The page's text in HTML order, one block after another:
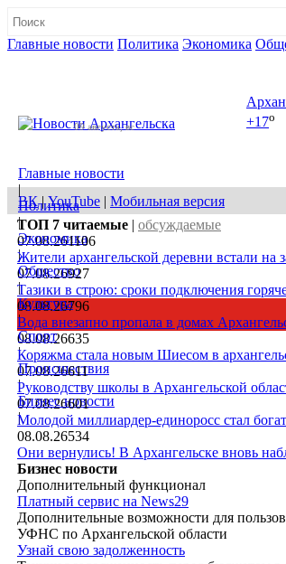
Главные новости Политика Экономика
09 августа, вс
+17o
Главные новости
|
Политика
|
Экономика
|
Общество
|
Культура
|
Спорт
|
Происшествия
|
Бизнес новости
|
ВК|YouTube | Мобильная версия
ТОП 7 читаемые | обсуждаемые
07.08.261106
Жители архангельской деревни встали на
07.08.26927
Тазики в строю: сроки подключения
08.08.26796
Вода внезапно пропала в домах
08.08.26635
Коряжма стала новым Шиесом в
07.08.26611
Руководству школы в Архангельской
07.08.26601
Молодой миллиардер-единоросс стал
08.08.26534
Они вернулись! В Архангельске вновь
Бизнес новости
Дополнительный функционал
Платный сервис на News29
Дополнительные возможности для
УФНС по Архангельской области
Узнай свою задолженность